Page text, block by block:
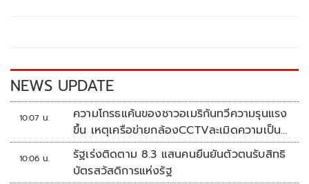
k k
NEWS UPDATE
10:07 น.
ความโกรธแค้นของชาวอเมริกันทวีความรุนแรง
ขึ้น เหตุเครือข่ายกล้องCCTVละเมิดความเป็น
ส่วนตัว
10:06 น.
รัฐเร่งติดตาม 8.3 แสนคนยืนยันตัวตนรับสิทธิ
บัตรสวัสดิการแห่งรัฐ